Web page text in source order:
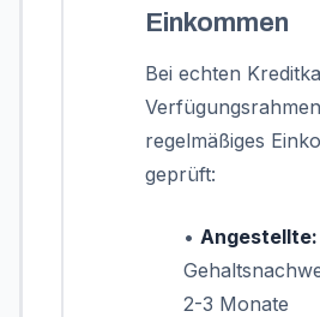
Einkommen
Bei echten
regelmäßiges
geprüft:
• Angestellte:
2-3 Monate